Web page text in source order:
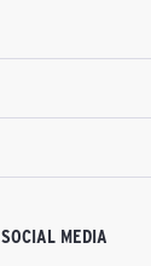
SOCIAL MEDIA